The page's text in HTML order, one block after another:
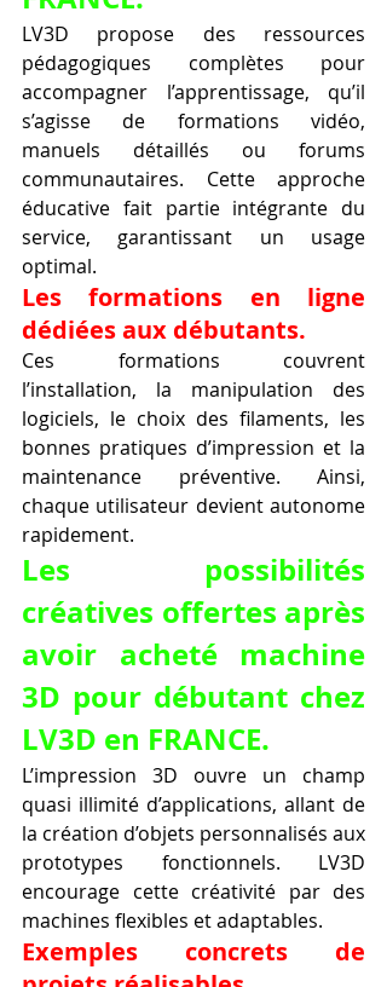
LV3D propose des ressources
pédagogiques complètes pour
accompagner l’apprentissage, qu’il
s’agisse de formations vidéo,
manuels détaillés ou forums
communautaires. Cette approche
éducative fait partie intégrante du
service, garantissant un usage
optimal.
Les formations en ligne
dédiées aux débutants.
Ces formations couvrent
l’installation, la manipulation des
logiciels, le choix des filaments, les
bonnes pratiques d’impression et la
maintenance préventive. Ainsi,
chaque utilisateur devient autonome
rapidement.
Les possibilités
créatives offertes après
avoir acheté machine
3D pour débutant chez
LV3D en FRANCE.
L’impression 3D ouvre un champ
quasi illimité d’applications, allant de
la création d’objets personnalisés aux
prototypes fonctionnels. LV3D
encourage cette créativité par des
machines flexibles et adaptables.
Exemples concrets de